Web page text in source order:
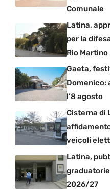
Comunale
Latina,
per la
Rio Martino
Gaeta,
Domenico:
l’8 agosto
Cisterna di
veicoli
Latina,
2026/27